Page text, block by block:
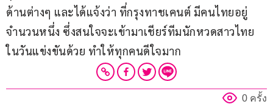
ด้านต่างๆ และได้แจ้งว่า ที่กรุงทาชเคนต์ มีคนไทยอยู่
จำนวนหนึ่ง ซึ่งสนใจจะเข้ามาเชียร์ทีมนักหวดสาวไทย
ในวันแข่งขันด้วย ทำให้ทุกคนดีใจมาก
0 ครั้ง